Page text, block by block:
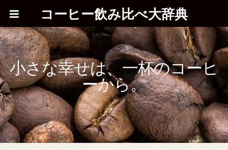
コーヒー飲み比べ大辞典
小さな幸せは、一杯のコーヒ
ーから。